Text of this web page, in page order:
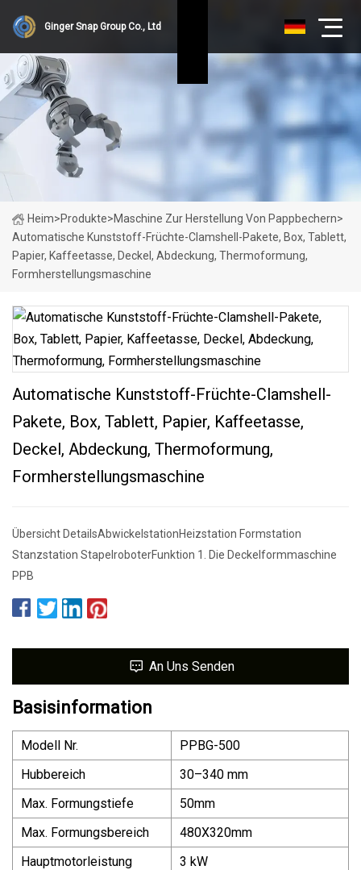
Ginger Snap Group Co., Ltd
Heim>Produkte>Maschine Zur Herstellung Von Pappbechern>
Automatische Kunststoff-Früchte-Clamshell-Pakete, Box, Tablett,
Papier, Kaffeetasse, Deckel, Abdeckung, Thermoformung,
Formherstellungsmaschine
Automatische Kunststoff-Früchte-Clamshell-
Pakete, Box, Tablett, Papier, Kaffeetasse,
Deckel, Abdeckung, Thermoformung,
Formherstellungsmaschine
Übersicht DetailsAbwickelstationHeizstation Formstation
Stanzstation StapelroboterFunktion 1. Die Deckelformmaschine
PPB
An Uns Senden
Basisinformation
Modell Nr.
PPBG-500
Hubbereich
30–340 mm
Max. Formungstiefe
50mm
Max. Formungsbereich
480X320mm
Hauptmotorleistung
3 kW